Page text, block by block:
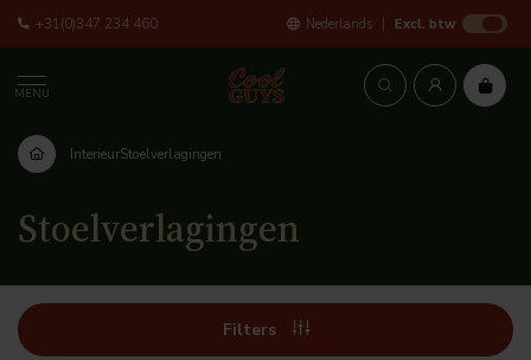
+31(0)347 234 460 Nederlands Excl. btw
MENU
InterieurStoelverlagingen
Stoelverlagingen
Filters